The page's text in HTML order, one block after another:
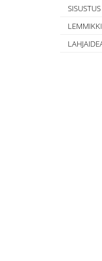
SISUSTUS